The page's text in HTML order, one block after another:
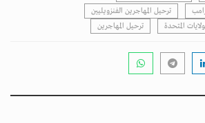
ترحيل المهاجرين الفنزويليين
المتحدة ترحيل المهاجرين